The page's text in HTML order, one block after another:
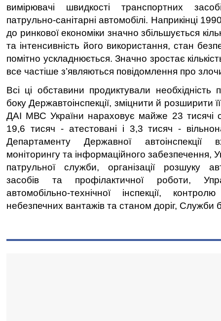
вимірювачі швидкості транспортних
патрульно-санітарні автомобілі. Наприкінці
до ринкової економіки значно збільшується
та інтенсивність його використання, стан
помітно ускладнюється. Значно зростає
все частіше з’являються повідомлення про
Всі ці обставини продиктували необхідність
боку Державтоінспекції, зміцнити й розширити
ДАІ МВС України нараховує майже 23 тисячі
19,6 тисяч - атестовані і 3,3 тисяч -
Департаменту Державної автоінспекції
моніторингу та інформаційного забезпечення,
патрульної служби, організації розшуку
засобів та профілактичної роботи,
автомобільно-технічної інспекції,
небезпечних вантажів та станом доріг, Служби